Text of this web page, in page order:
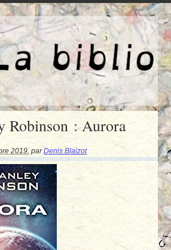
Robinson : Aurora
2019 ,parDenis Blaizot